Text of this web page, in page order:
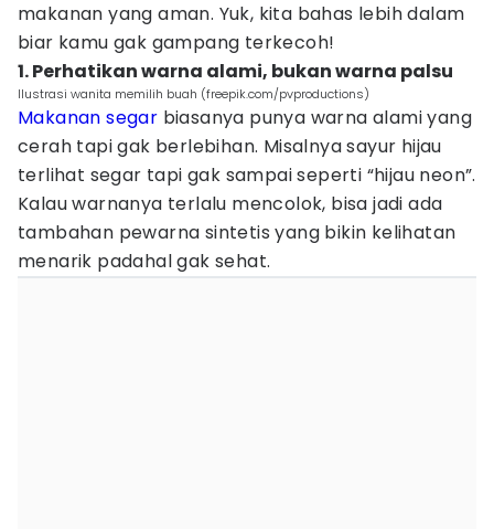
makanan yang aman. Yuk, kita bahas lebih dalam
biar kamu gak gampang terkecoh!
1. Perhatikan warna alami, bukan warna palsu
Ilustrasi wanita memilih buah (freepik.com/pvproductions)
Makanan segar biasanya punya warna alami yang
cerah tapi gak berlebihan. Misalnya sayur hijau
terlihat segar tapi gak sampai seperti “hijau neon”.
Kalau warnanya terlalu mencolok, bisa jadi ada
tambahan pewarna sintetis yang bikin kelihatan
menarik padahal gak sehat.